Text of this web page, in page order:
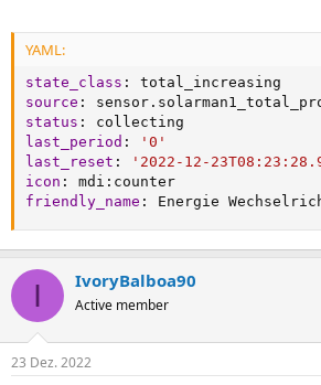
YAML:
state_class :
source :
status :
last_period :
'0'
last_reset :
'2022-12-
icon : mdi :
friendly_name : Energie
I IvoryBalboa90
Active member
23 Dez. 2022